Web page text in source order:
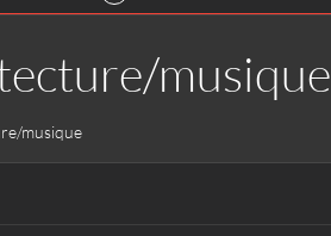
musique
musique